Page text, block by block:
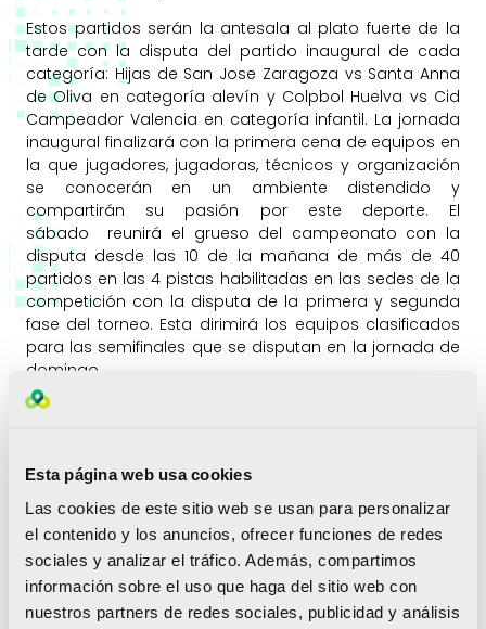
Esta página web usa cookies
Las cookies de este sitio web se usan para personalizar
el contenido y los anuncios, ofrecer funciones de redes
sociales y analizar el tráfico. Además, compartimos
información sobre el uso que haga del sitio web con
nuestros partners de redes sociales, publicidad y análisis
Estos partidos serán la antesala al plato fuerte de la
tarde con la disputa del partido inaugural de cada
categoría: Hijas de San Jose Zaragoza vs Santa Anna
de Oliva en categoría alevín y Colpbol Huelva vs Cid
Campeador Valencia en categoría infantil. La jornada
inaugural finalizará con la primera cena de equipos en
la que jugadores, jugadoras, técnicos y organización
se conocerán en un ambiente distendido y
compartirán su pasión por este deporte. El
sábado reunirá el grueso del campeonato con la
disputa desde las 10 de la mañana de más de 40
partidos en las 4 pistas habilitadas en las sedes de la
competición con la disputa de la primera y segunda
fase del torneo. Esta dirimirá los equipos clasificados
para las semifinales que se disputan en la jornada de
domingo.
El domingo la competición se trasladará al Poliesportiu
puesto y por supuesto, la gran final de cada categoría.
Una vez se conozca a los campeones del primer
Campeonato de España de colpbol se dará paso
a la ceremonia de clausura y entrega de trofeos y la
comida final de confraternización para equipos,
técnicos y acompañantes que cerrará el evento.